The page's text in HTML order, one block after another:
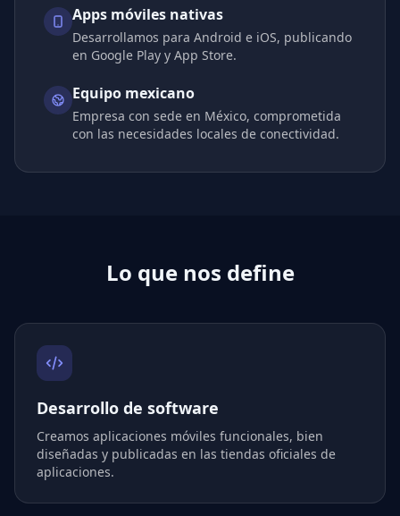
Apps móviles nativas
Desarrollamos para Android e iOS, publicando
en Google Play y App Store.
Equipo mexicano
Empresa con sede en México, comprometida
con las necesidades locales de conectividad.
Lo que nos define
Desarrollo de software
Creamos aplicaciones móviles funcionales, bien
diseñadas y publicadas en las tiendas oficiales de
aplicaciones.